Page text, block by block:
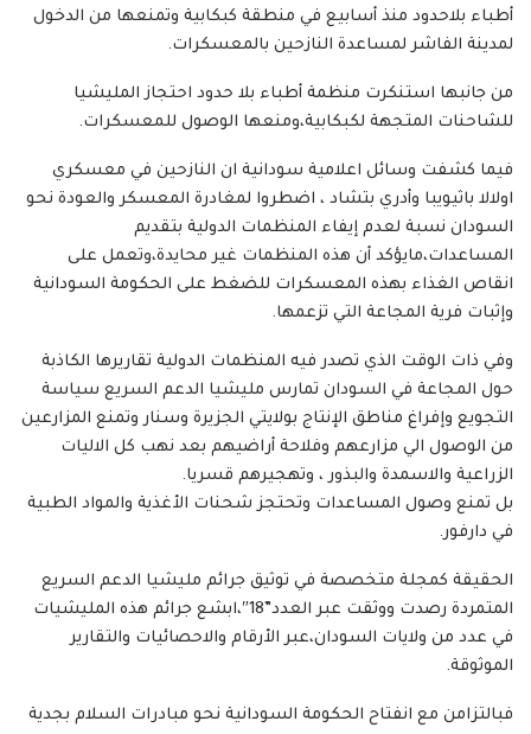
أطباء بلاحدود منذ أسابيع في منطقة كبكابية وتمنعها من الدخول
لمدينة الفاشر لمساعدة النازحين بالمعسكرات.
من جانبها استنكرت منظمة أطباء بلا حدود احتجاز المليشيا
للشاحنات المتجهة لكبكابية،ومنعها الوصول للمعسكرات.
فيما كشفت وسائل اعلامية سودانية ان النازحين في معسكري
اولالا باثيويبا وأدري بتشاد ، اضطروا لمغادرة المعسكر والعودة نحو
السودان نسبة لعدم إيفاء المنظمات الدولية بتقديم
المساعدات،مايؤكد أن هذه المنظمات غير محايدة،وتعمل على
انقاص الغذاء بهذه المعسكرات للضغط على الحكومة السودانية
وإثبات فرية المجاعة التي تزعمها.
وفي ذات الوقت الذي تصدر فيه المنظمات الدولية تقاريرها الكاذبة
حول المجاعة في السودان تمارس مليشيا الدعم السريع سياسة
التجويع وإفراغ مناطق الإنتاج بولايتي الجزيرة وسنار وتمنع المزارعين
من الوصول الي مزارعهم وفلاحة أراضيهم بعد نهب كل الاليات
الزراعية والاسمدة والبذور ، وتهجيرهم قسريا.
بل تمنع وصول المساعدات وتحتجز شحنات الأغذية والمواد الطبية
في دارفور.
الحقيقة كمجلة متخصصة في توثيق جرائم مليشيا الدعم السريع
المتمردة رصدت ووثقت عبر العدد”18″،ابشع جرائم هذه المليشيات
في عدد من ولايات السودان،عبر الأرقام والاحصائيات والتقارير
الموثوقة.
فبالتزامن مع انفتاح الحكومة السودانية نحو مبادرات السلام بجدية